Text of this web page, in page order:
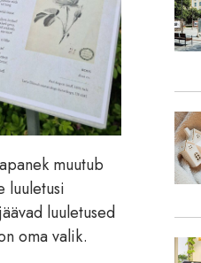
muutub
luuletusi
luuletused
oma valik.